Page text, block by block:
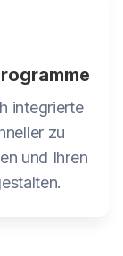
integrierte
zu
und Ihren